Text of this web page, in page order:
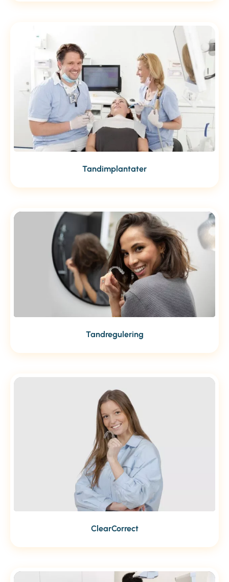
Tandimplantater
Tandregulering
ClearCorrect